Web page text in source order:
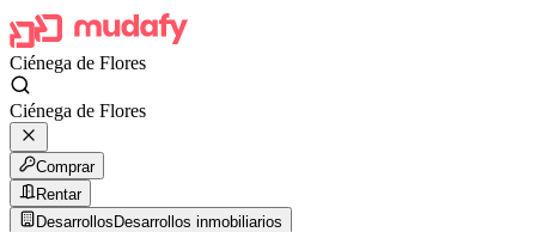
Ciénega de Flores
Ciénega de Flores
Comprar
Rentar
Desarrollos Desarrollos inmobiliarios